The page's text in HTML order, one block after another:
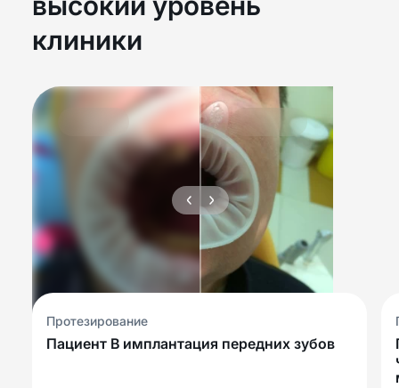
клиники
Протезирование
Пациент В имплантация передних зубов